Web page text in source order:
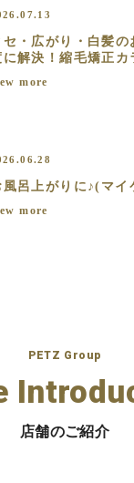
セ・広がり・白髪の
に解決！縮毛矯正カ
more
風呂上がりに♪(マイ
more
PETZ Group
店舗のご紹介